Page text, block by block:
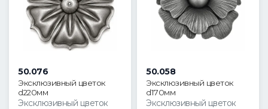
50.076
Эксклюзивный цветок
d220мм
Эксклюзивный цветок
50.058
Эксклюзивный цветок
d170мм
Эксклюзивный цветок